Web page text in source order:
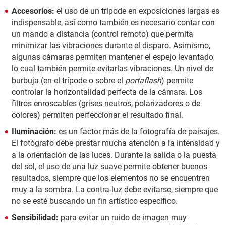
Accesorios: el uso de un trípode en exposiciones largas es
indispensable, así como también es necesario contar con
un mando a distancia (control remoto) que permita
minimizar las vibraciones durante el disparo. Asimismo,
algunas cámaras permiten mantener el espejo levantado
lo cual también permite evitarlas vibraciones. Un nivel de
burbuja (en el trípode o sobre el portaflash) permite
controlar la horizontalidad perfecta de la cámara. Los
filtros enroscables (grises neutros, polarizadores o de
colores) permiten perfeccionar el resultado final.
Iluminación: es un factor más de la fotografía de paisajes.
El fotógrafo debe prestar mucha atención a la intensidad y
a la orientación de las luces. Durante la salida o la puesta
del sol, el uso de una luz suave permite obtener buenos
resultados, siempre que los elementos no se encuentren
muy a la sombra. La contra-luz debe evitarse, siempre que
no se esté buscando un fin artístico específico.
Sensibilidad: para evitar un ruido de imagen muy